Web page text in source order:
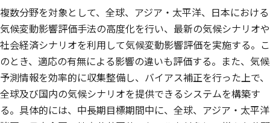
菅田 誠治
企画部
清水 厚
地域環境保全領域
青野 光子
谷本 浩志
地球システム領域
寺尾 有希夫
地球システム領域
奈良 英樹
地球システム領域
茶谷 聡
地域環境保全領域
池田 恒平
地球システム領域
向井 人史
KIM Satbyul
河野 なつ美
西橋 政秀
山野 博哉
矢部 徹
生物多様性領域
生物多様性領域
五箇 公一
池上 真木彦
亀山 哲
複数分野を対象として、全球、アジア・太平洋、日本における
気候変動影響評価手法の高度化を行い、最新の気候シナリオや
社会経済シナリオを利用して気候変動影響評価を実施する。こ
のとき、適応の有無による影響の違いも評価する。また、気候
予測情報を効率的に収集整備し、バイアス補正を行った上で、
全球及び国内の気候シナリオを提供できるシステムを構築す
る。具体的には、中長期目標期間中に、全球、アジア・太平洋